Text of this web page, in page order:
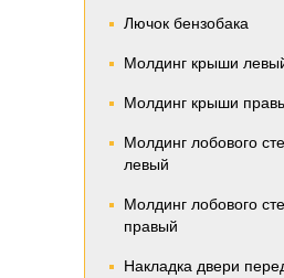
Лючок бензобака
Молдинг крыши
Молдинг крыши
Молдинг лобового
левый
Молдинг лобового
правый
Накладка двери